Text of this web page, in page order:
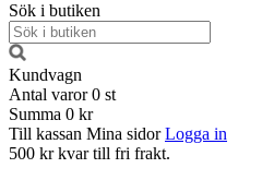
Sök i butiken
Kundvagn
Antal varor 0 st
Summa 0 kr
Till kassan Mina sidor Logga in
500 kr kvar till fri frakt.